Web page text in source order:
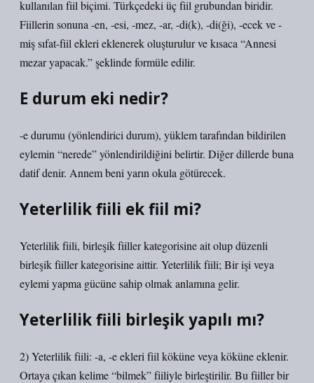
kullanılan fiil biçimi. Türkçedeki üç fiil grubundan biridir.
Fiillerin sonuna -en, -esi, -mez, -ar, -di(k), -di(ği), -ecek ve -
miş sıfat-fiil ekleri eklenerek oluşturulur ve kısaca “Annesi
mezar yapacak.” şeklinde formüle edilir.
E durum eki nedir?
-e durumu (yönlendirici durum), yüklem tarafından bildirilen
eylemin “nerede” yönlendirildiğini belirtir. Diğer dillerde buna
datif denir. Annem beni yarın okula götürecek.
Yeterlilik fiili ek fiil mi?
Yeterlilik fiili, birleşik fiiller kategorisine ait olup düzenli
birleşik fiiller kategorisine aittir. Yeterlilik fiili; Bir işi veya
eylemi yapma gücüne sahip olmak anlamına gelir.
Yeterlilik fiili birleşik yapılı mı?
2) Yeterlilik fiili: -a, -e ekleri fiil köküne veya köküne eklenir.
Ortaya çıkan kelime “bilmek” fiiliyle birleştirilir. Bu fiiller bir